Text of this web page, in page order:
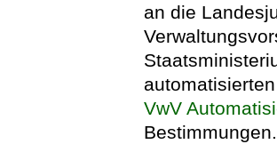
an die
VwV
Bestimmungen.